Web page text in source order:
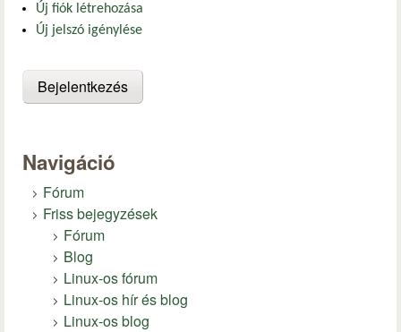
Új fiók létrehozása
Új jelszó igénylése
Navigáció
Fórum
Friss bejegyzések
Fórum
Blog
Linux-os fórum
Linux-os hír és blog
Linux-os blog